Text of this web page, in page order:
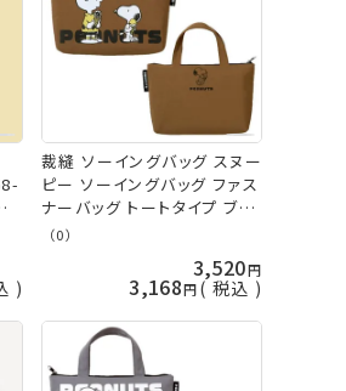
裁縫 ソーイングバッグ スヌー
ピー ソーイングバッグ ファス
ナーバッグ トートタイプ ブラ
ウン No.18790 ミササ 手芸
（0）
3,520
3,168 税込